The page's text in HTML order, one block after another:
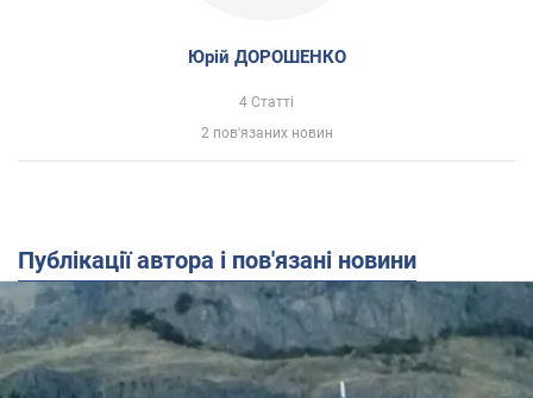
Юрій ДОРОШЕНКО
4 Статті
2 пов'язаних новин
Публікації автора і пов'язані новини